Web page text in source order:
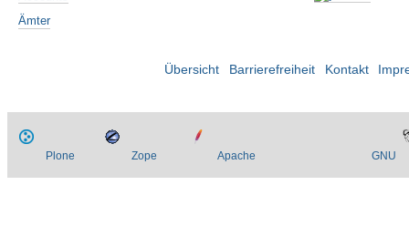
Ämter
Übersicht Barrierefreiheit Kontakt
Plone Zope Apache GNU